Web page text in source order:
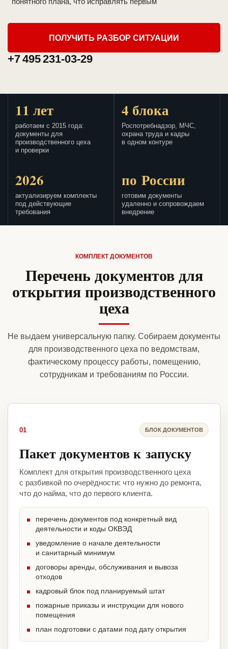
ПОЛУЧИТЬ РАЗБОР СИТУАЦИИ
+7 495 231-03-29
11 лет
работаем с 2015 года:
документы для
производственного цеха
и проверки
4 блока
Роспотребнадзор, МЧС,
охрана труда и кадры
в одном контуре
2026
актуализируем комплекты
под действующие
требования
по России
готовим документы
удаленно и сопровождаем
внедрение
КОМПЛЕКТ ДОКУМЕНТОВ
Перечень документов для
открытия производственного
цеха
Не выдаем универсальную папку. Собираем документы
для производственного цеха по ведомствам,
фактическому процессу работы, помещению,
сотрудникам и требованиям по России.
01 БЛОК ДОКУМЕНТОВ
Пакет документов к запуску
Комплект для открытия производственного цеха
с разбивкой по очерёдности: что нужно до ремонта,
что до найма, что до первого клиента.
перечень документов под конкретный вид
деятельности и коды ОКВЭД
уведомление о начале деятельности
и санитарный минимум
договоры аренды, обслуживания и вывоза
отходов
кадровый блок под планируемый штат
пожарные приказы и инструкции для нового
помещения
план подготовки с датами под дату открытия